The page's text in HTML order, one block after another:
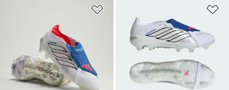
Aggiungi alla lista dei desideri